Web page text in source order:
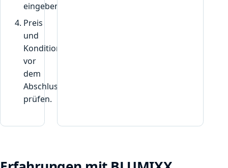
eingeben.
Preis
und
Konditionen
vor
dem
Abschluss
prüfen.